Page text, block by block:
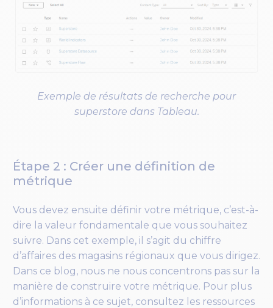
Exemple de résultats de recherche pour
superstore dans Tableau.
Étape 2 : Créer une définition de
métrique
Vous devez ensuite définir votre métrique, c’est-à-
dire la valeur fondamentale que vous souhaitez
suivre. Dans cet exemple, il s’agit du chiffre
d’affaires des magasins régionaux que vous dirigez.
Dans ce blog, nous ne nous concentrons pas sur la
manière de construire votre métrique. Pour plus
d’informations à ce sujet, consultez les ressources